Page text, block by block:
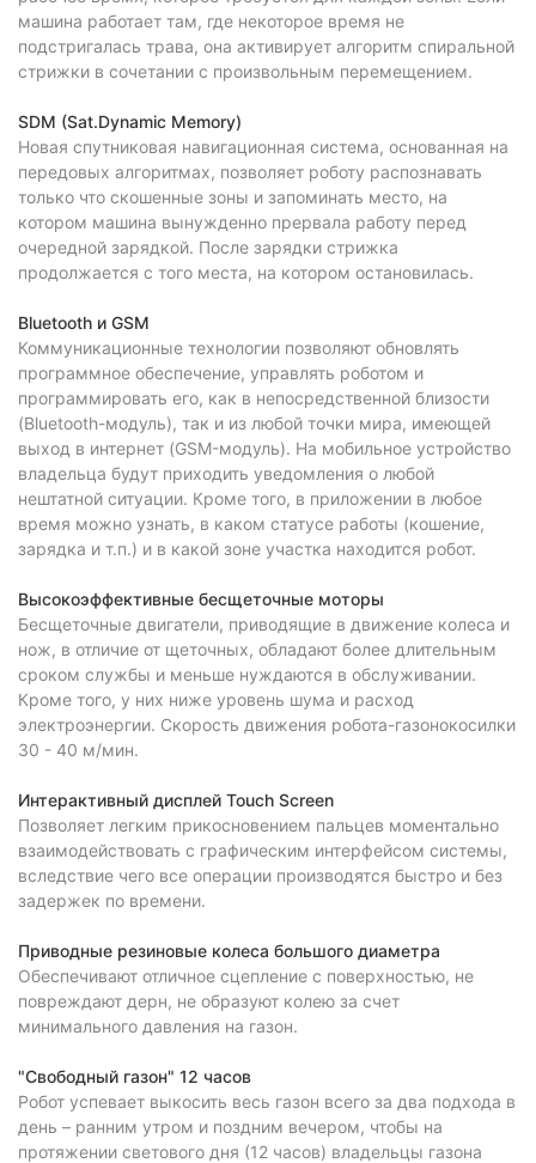
машина работает там, где некоторое время не
подстригалась трава, она активирует алгоритм спиральной
стрижки в сочетании с произвольным перемещением.
SDM (Sat.Dynamic Memory)
Новая спутниковая навигационная система, основанная на
передовых алгоритмах, позволяет роботу распознавать
только что скошенные зоны и запоминать место, на
котором машина вынужденно прервала работу перед
очередной зарядкой. После зарядки стрижка
продолжается с того места, на котором остановилась.
Bluetooth и GSM
Коммуникационные технологии позволяют обновлять
программное обеспечение, управлять роботом и
программировать его, как в непосредственной близости
(Bluetooth-модуль), так и из любой точки мира, имеющей
выход в интернет (GSM-модуль). На мобильное устройство
владельца будут приходить уведомления о любой
нештатной ситуации. Кроме того, в приложении в любое
время можно узнать, в каком статусе работы (кошение,
зарядка и т.п.) и в какой зоне участка находится робот.
Высокоэффективные бесщеточные моторы
Бесщеточные двигатели, приводящие в движение колеса и
нож, в отличие от щеточных, обладают более длительным
сроком службы и меньше нуждаются в обслуживании.
Кроме того, у них ниже уровень шума и расход
электроэнергии. Скорость движения робота-газонокосилки
30 - 40 м/мин.
Интерактивный дисплей Touch Screen
Позволяет легким прикосновением пальцев моментально
взаимодействовать с графическим интерфейсом системы,
вследствие чего все операции производятся быстро и без
задержек по времени.
Приводные резиновые колеса большого диаметра
Обеспечивают отличное сцепление с поверхностью, не
повреждают дерн, не образуют колею за счет
минимального давления на газон.
"Свободный газон" 12 часов
Робот успевает выкосить весь газон всего за два подхода в
день – ранним утром и поздним вечером, чтобы на
протяжении светового дня (12 часов) владельцы газона